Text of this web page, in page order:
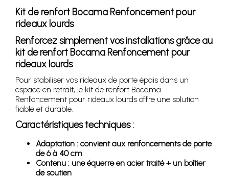
Kit de renfort Bocama Renfoncement pour
rideaux lourds
Renforcez simplement vos installations grâce au
kit de renfort Bocama Renfoncement pour
rideaux lourds
Pour stabiliser vos rideaux de porte épais dans un
espace en retrait, le kit de renfort Bocama
Renfoncement pour rideaux lourds offre une solution
fiable et durable.
Caractéristiques techniques :
Adaptation : convient aux renfoncements de porte
de 6 à 40 cm
Contenu : une équerre en acier traité + un boîtier
de soutien